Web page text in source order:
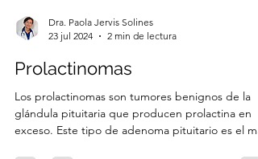
Dra. Paola Jervis Solines
23 jul 2024
2 min de lectura
Prolactinomas